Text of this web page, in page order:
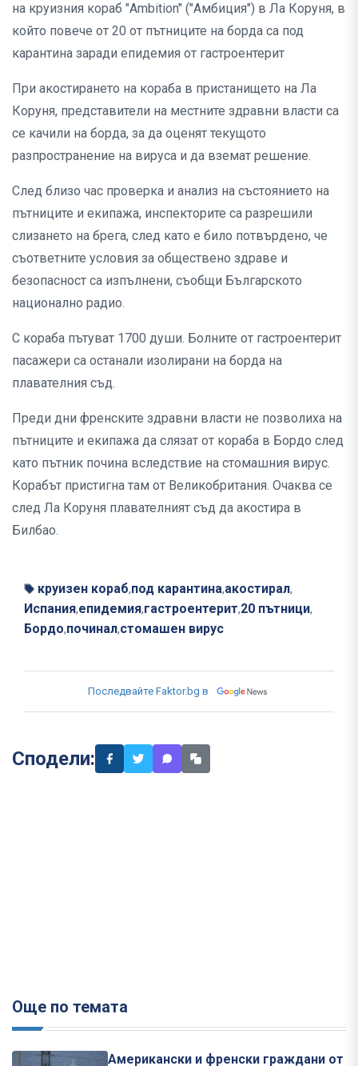
на круизния кораб "Ambition" ("Амбиция") в Ла Коруня, в
който повече от 20 от пътниците на борда са под
карантина заради епидемия от гастроентерит
При акостирането на кораба в пристанището на Ла
Коруня, представители на местните здравни власти са
се качили на борда, за да оценят текущото
разпространение на вируса и да вземат решение.
След близо час проверка и анализ на състоянието на
пътниците и екипажа, инспекторите са разрешили
слизането на брега, след като е било потвърдено, че
съответните условия за обществено здраве и
безопасност са изпълнени, съобщи Българското
национално радио.
С кораба пътуват 1700 души. Болните от гастроентерит
пасажери са останали изолирани на борда на
плавателния съд.
Преди дни френските здравни власти не позволиха на
пътниците и екипажа да слязат от кораба в Бордо след
като пътник почина вследствие на стомашния вирус.
Корабът пристигна там от Великобритания. Очаква се
след Ла Коруня плавателният съд да акостира в
Билбао.
круизен кораб,под карантина,акостирал,
Испания,епидемия,гастроентерит,20 пътници,
Бордо,починал,стомашен вирус
Последвайте Faktor.bg в
Сподели:
Още по темата
Американски и френски граждани от